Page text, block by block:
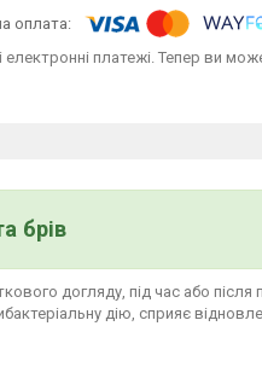
електронні платежі. Тепер ви
брів
догляду, під час або після
дію, сприяє